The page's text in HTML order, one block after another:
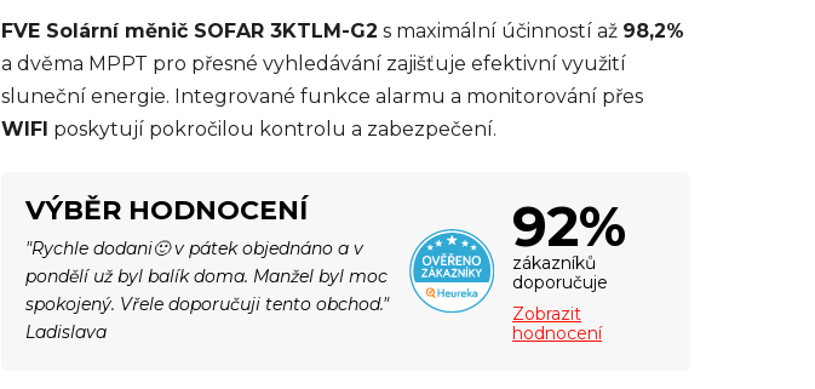
je
0,0
z
5
FVE Solární měnič SOFAR 3KTLM-G2 s maximální účinností až 98,2%
a dvěma MPPT pro přesné vyhledávání zajišťuje efektivní využití
sluneční energie. Integrované funkce alarmu a monitorování přes
WIFI poskytují pokročilou kontrolu a zabezpečení.
VÝBĚR HODNOCENÍ
"Rychle dodani🙂 v pátek objednáno a v
pondělí už byl balík doma. Manžel byl moc
spokojený. Vřele doporučuji tento obchod."
Ladislava
92%
zákazníků
doporučuje
Zobrazit
hodnocení